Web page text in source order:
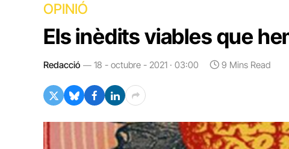
OPINIÓ
Els inèdits viables que
Redacció 18 - octubre - 2021 · 03:00 9 Mins Read